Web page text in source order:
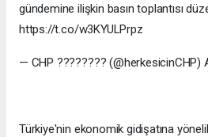
gündemine ilişkin basın toplantısı
https://t.co/w3KYULPrpz
— CHP ???????? (@herkesicinCHP)
Türkiye'nin ekonomik gidişatına